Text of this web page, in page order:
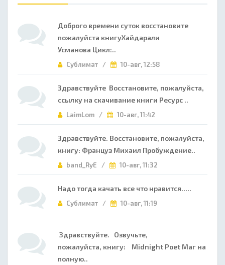
Доброго времени суток восстановите
пожалуйста книгуХайдарали
Усманова Цикл:..
Сублимат / 10-авг, 12:58
Здравствуйте Восстановите, пожалуйста,
ссылку на скачивание книги Ресурс ..
LaimLom / 10-авг, 11:42
Здравствуйте. Восстановите, пожалуйста,
книгу: Француз Михаил Пробуждение..
band_RyE / 10-авг, 11:32
Надо тогда качать все что нравится.....
Сублимат / 10-авг, 11:19
Здравствуйте. Озвучьте,
пожалуйста, книгу: Midnight Poet Маг на
полную..